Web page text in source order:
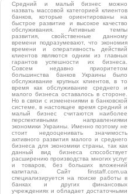
Средний и малый бизнес можно
назвать массовой категорией клиентов
банков, которые ориентированы на
быстрое развитие и высокое качество
обслуживания. Активные темпы
развития, свойственные данному
времени подразумевают, что экономия
времени и оперативность действий
клиентов являются одним из главных
гарантов успешности их бизнеса.
Совсем недавно приоритетом
большинства банков Украины было
обслуживание крупных клиентов, в то
время как обслуживание среднего и
малого бизнеса оставалось в стороне.
Но в связи с изменениями в банковской
системе, в настоящее время средний и
малый бизнес считаются наиболее
перспективными направлениями
экономики Украины. Именно поэтому не
стоит недооценивать значимость
активного развития малого и среднего
бизнеса для экономики страны, так как
данный вид бизнеса способствует
расширению производства многих услуг
и товаров, без больших вложений
капитала. Сайт finstaff.com.ua
специализируется на поиске работы в
банках и других финансовых
учреждениях и обладает достаточными